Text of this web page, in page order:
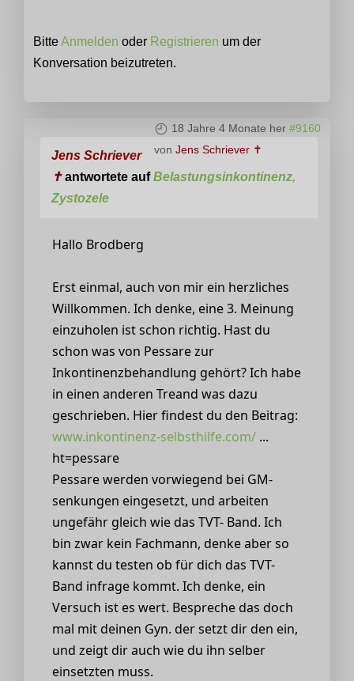
BitteAnmelden oder Registrieren um der
Konversation beizutreten.
18 Jahre 4 Monate her #9160
von Jens Schriever ✝
Jens Schriever
✝antwortete aufBelastungsinkontinenz,
Zystozele
Hallo Brodberg
Erst einmal, auch von mir ein herzliches
Willkommen. Ich denke, eine 3. Meinung
einzuholen ist schon richtig. Hast du
schon was von Pessare zur
Inkontinenzbehandlung gehört? Ich habe
in einen anderen Treand was dazu
geschrieben. Hier findest du den Beitrag:
www.inkontinenz-selbsthilfe.com/ ...
ht=pessare
Pessare werden vorwiegend bei GM-
senkungen eingesetzt, und arbeiten
ungefähr gleich wie das TVT- Band. Ich
bin zwar kein Fachmann, denke aber so
kannst du testen ob für dich das TVT-
Band infrage kommt. Ich denke, ein
Versuch ist es wert. Bespreche das doch
mal mit deinen Gyn. der setzt dir den ein,
und zeigt dir auch wie du ihn selber
einsetzten muss.